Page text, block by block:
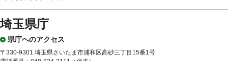
埼玉県庁
県庁へのアクセス
〒330-9301 埼玉県さいたま市浦和区高砂三丁目15番1号